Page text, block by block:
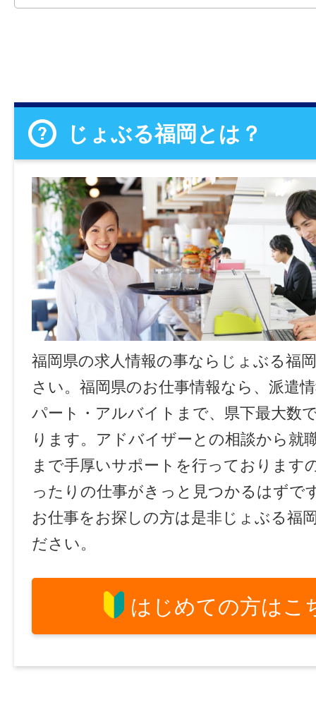
じょぶる福岡とは？
福岡県の求人情報の事ならじょぶる福
さい。福岡県のお仕事情報なら、派遣
パート・アルバイトまで、県下最大数
ります。アドバイザーとの相談から就
まで手厚いサポートを行っております
ったりの仕事がきっと見つかるはずで
お仕事をお探しの方は是非じょぶる福
ださい。
はじめての方はこ